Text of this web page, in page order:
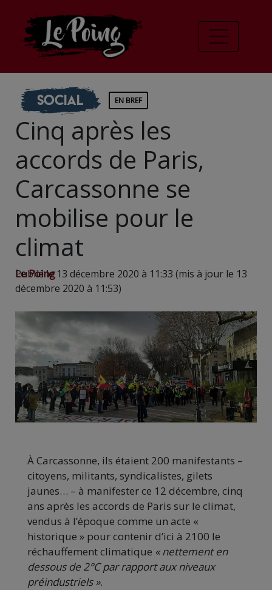
Social EN BREF
Cinq après les
accords de Paris,
Carcassonne se
mobilise pour le
climat
Le Poing
Publié le 13 décembre 2020 à 11:33 (mis à jour le 13
décembre 2020 à 11:53)
À Carcassonne, ils étaient 200 manifestants –
citoyens, militants, syndicalistes, gilets
jaunes… – à manifester ce 12 décembre, cinq
ans après les accords de Paris sur le climat,
vendus à l’époque comme un acte «
historique » pour contenir d’ici à 2100 le
réchauffement climatique « nettement en
dessous de 2°C par rapport aux niveaux
préindustriels ».